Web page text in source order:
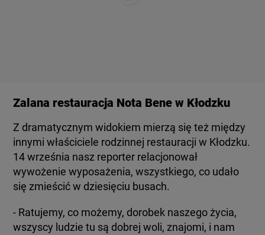
Zalana restauracja Nota Bene w Kłodzku
Z dramatycznym widokiem mierzą się też między
innymi właściciele rodzinnej restauracji w Kłodzku.
14 września nasz reporter relacjonował
wywożenie wyposażenia, wszystkiego, co udało
się zmieścić w dziesięciu busach.
- Ratujemy, co możemy, dorobek naszego życia,
wszyscy ludzie tu są dobrej woli, znajomi, i nam